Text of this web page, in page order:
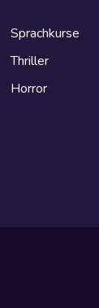
Sprachkurse
Thriller
Horror